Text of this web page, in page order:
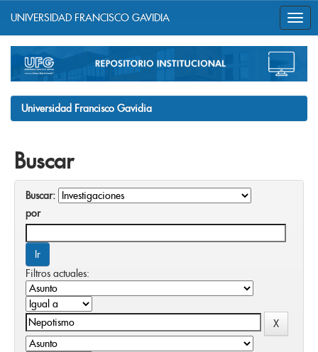
navigation
UNIVERSIDAD FRANCISCO GAVIDIA
Universidad Francisco Gavidia
Buscar
Buscar:
por
Filtros actuales: